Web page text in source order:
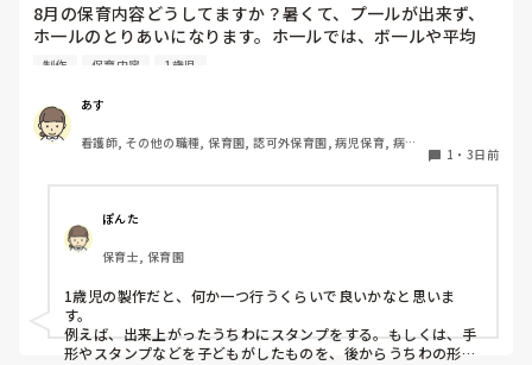
8月の保育内容どうしてますか？暑くて、プ一ルが出来ず、
ホ一ルのとりあいになります。ホ一ルでは、ボ一ルや平均
台、風船で遊んでいます。製作で、うちわや望遠鏡や風鈴🎐
クラスです、玩具で遊ばせながら、何人かずつよんで、やっ
ています。何か、いいアイデアや、工夫など、何でもいいの
で、教えて下さい。
制作 保育内容 1歳児
あす
看護師, その他の職種, 保育園, 認可外保育園, 病児保育, 病院
1 ・ 3日前
ぽんた
保育士, 保育園
1歳児の製作だと、何か一つ行うくらいで良いかなと思いま
す。
例えば、出来上がったうちわにスタンプをする。もしくは、手
形やスタンプなどを子どもがしたものを、後からうちわの形に